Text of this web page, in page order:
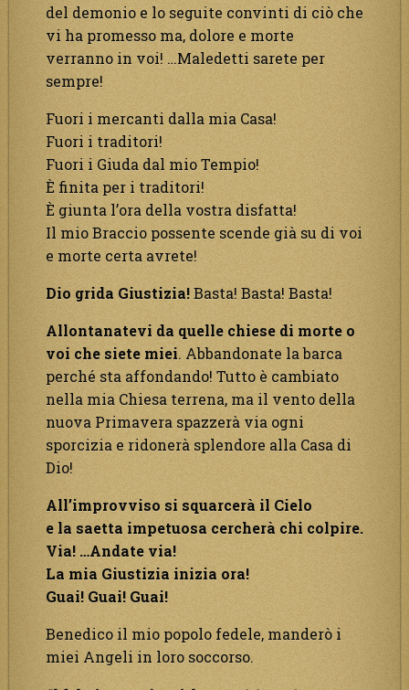
del demonio e lo seguite convinti di ciò che
vi ha promesso ma, dolore e morte
verranno in voi! …Maledetti sarete per
sempre!
Fuori i mercanti dalla mia Casa!
Fuori i traditori!
Fuori i Giuda dal mio Tempio!
È finita per i traditori!
È giunta l’ora della vostra disfatta!
Il mio Braccio possente scende già su di voi
e morte certa avrete!
Dio grida Giustizia!Basta! Basta! Basta!
Allontanatevi da quelle chiese di morte o
voi che siete miei. Abbandonate la barca
perché sta affondando! Tutto è cambiato
nella mia Chiesa terrena, ma il vento della
nuova Primavera spazzerà via ogni
sporcizia e ridonerà splendore alla Casa di
Dio!
All’improvviso si squarcerà il Cielo
e la saetta impetuosa cercherà chi colpire.
Via! …Andate via!
La mia Giustizia inizia ora!
Guai! Guai! Guai!
Benedico il mio popolo fedele, manderò i
miei Angeli in loro soccorso.